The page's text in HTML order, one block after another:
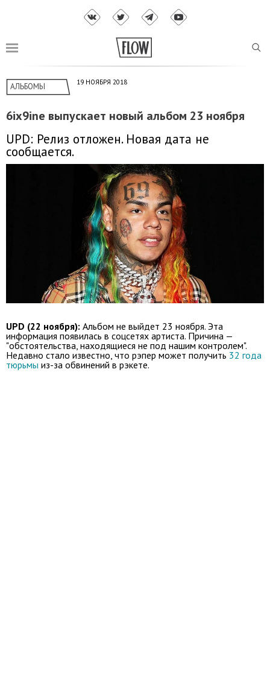
АЛЬБОМЫ 19 НОЯБРЯ 2018
6ix9ine выпускает новый альбом 23 ноября
UPD: Релиз отложен. Новая дата не
сообщается.
UPD (22 ноября): Альбом не выйдет 23 ноября. Эта
информация появилась в соцсетях артиста. Причина —
"обстоятельства, находящиеся не под нашим контролем".
Недавно стало известно, что рэпер может получить 32 года
тюрьмы из-за обвинений в рэкете.